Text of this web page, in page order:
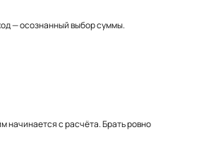
— осознанный выбор суммы.
начинается с расчёта. Брать ровно